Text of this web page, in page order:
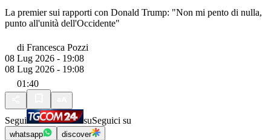
La premier sui rapporti con Donald Trump: "Non mi pento di nulla,
punto all'unità dell'Occidente"
di Francesca Pozzi
08 Lug 2026 - 19:08
08 Lug 2026 - 19:08
01:40
Segui suSeguici su
whatsapp discover